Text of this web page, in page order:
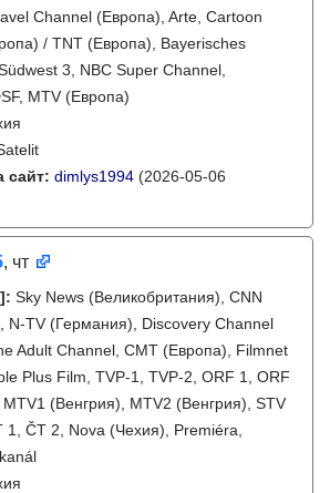
Channel (Европа), Arte, Cartoon
/ TNT (Европа), Bayerisches
3, NBC Super Channel,
MTV (Европа)
сайт: dimlys1994 (2026-05-06
, чт
: Sky News (Великобритания), CNN
N-TV (Германия), Discovery Channel
Adult Channel, CMT (Европа), Filmnet
Plus Film, TVP-1, TVP-2, ORF 1, ORF
(Венгрия), MTV2 (Венгрия), STV
1, ČT 2, Nova (Чехия), Premiéra,